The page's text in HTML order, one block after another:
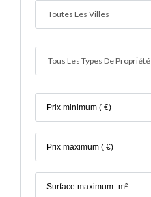
Mot de passe perdu ?
Toutes Les Villes
Tous Les Types De Propriété